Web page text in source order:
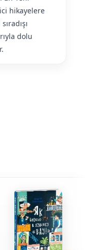
hikayelere
dolu